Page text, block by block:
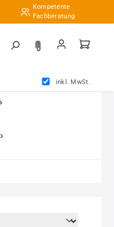
Kompetente
Fachberatung
inkl. MwSt.